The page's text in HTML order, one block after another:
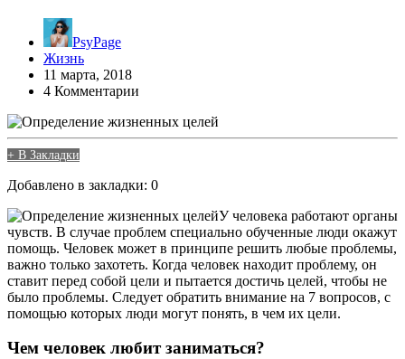
PsyPage
Жизнь
11 марта, 2018
4 Комментарии
+ В Закладки
Добавлено в закладки: 0
У человека работают органы
чувств. В случае проблем специально обученные люди окажут
помощь. Человек может в принципе решить любые проблемы,
важно только захотеть. Когда человек находит проблему, он
ставит перед собой цели и пытается достичь целей, чтобы не
было проблемы. Следует обратить внимание на 7 вопросов, с
помощью которых люди могут понять, в чем их цели.
Чем человек любит заниматься?